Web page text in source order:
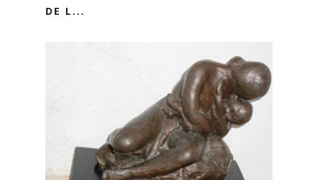
DE L...